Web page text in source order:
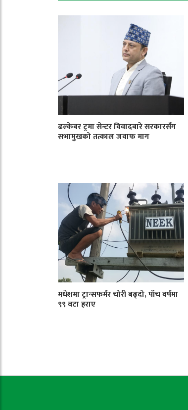
ढल्केबर ट्रमा सेन्टर विवादबारे सरकारसँग
सभामुखको तत्काल जवाफ माग
मधेशमा ट्रान्सफर्मर चोरी बढ्दो, पाँच वर्षमा
९९ वटा हराए